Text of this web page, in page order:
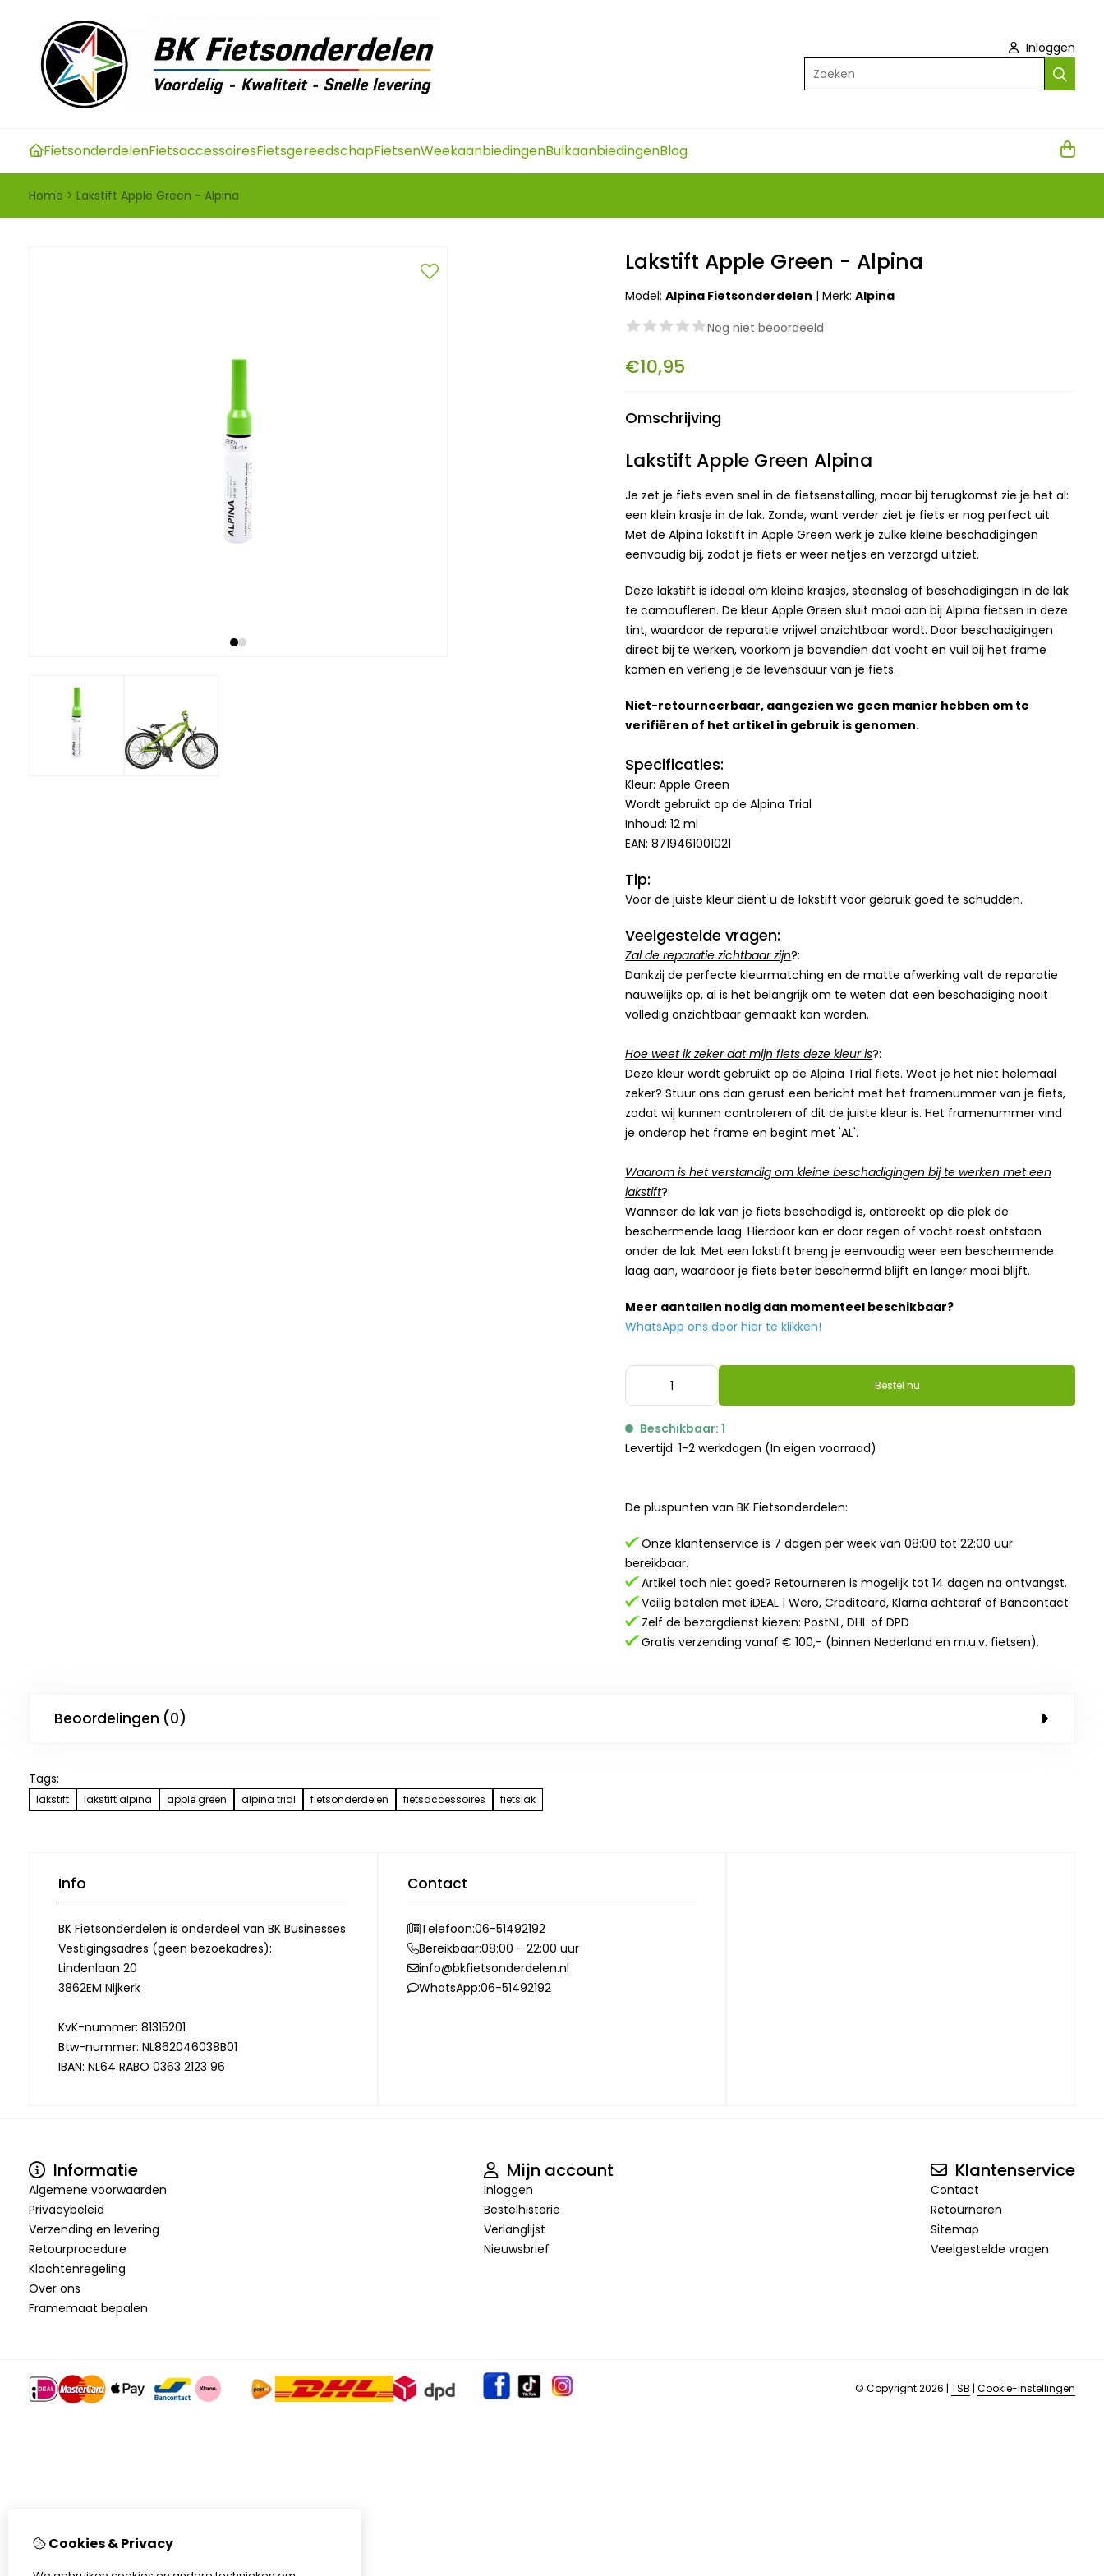
Inloggen
Zoeken
FietsonderdelenFietsaccessoiresFietsgereedschapFietsenWeekaanbiedingenBulkaanbiedingenBlog
Home > Lakstift Apple Green - Alpina
Lakstift Apple Green - Alpina
Model:Alpina Fietsonderdelen |Merk:Alpina
Nog niet beoordeeld
€10,95
Omschrijving
Lakstift Apple Green Alpina
Je zet je fiets even snel in de fietsenstalling, maar bij terugkomst zie je het al:
een klein krasje in de lak. Zonde, want verder ziet je fiets er nog perfect uit.
Met de Alpina lakstift in Apple Green werk je zulke kleine beschadigingen
eenvoudig bij, zodat je fiets er weer netjes en verzorgd uitziet.
Deze lakstift is ideaal om kleine krasjes, steenslag of beschadigingen in de lak
te camoufleren. De kleur Apple Green sluit mooi aan bij Alpina fietsen in deze
tint, waardoor de reparatie vrijwel onzichtbaar wordt. Door beschadigingen
direct bij te werken, voorkom je bovendien dat vocht en vuil bij het frame
komen en verleng je de levensduur van je fiets.
Niet-retourneerbaar, aangezien we geen manier hebben om te
verifiëren of het artikel in gebruik is genomen.
Specificaties:
Kleur: Apple Green
Wordt gebruikt op de Alpina Trial
Inhoud: 12 ml
EAN: 8719461001021
Tip:
Voor de juiste kleur dient u de lakstift voor gebruik goed te schudden.
Veelgestelde vragen:
Zal de reparatie zichtbaar zijn?:
Dankzij de perfecte kleurmatching en de matte afwerking valt de reparatie
nauwelijks op, al is het belangrijk om te weten dat een beschadiging nooit
volledig onzichtbaar gemaakt kan worden.
Hoe weet ik zeker dat mijn fiets deze kleur is?:
Deze kleur wordt gebruikt op de Alpina Trial fiets. Weet je het niet helemaal
zeker? Stuur ons dan gerust een bericht met het framenummer van je fiets,
zodat wij kunnen controleren of dit de juiste kleur is. Het framenummer vind
je onderop het frame en begint met 'AL'.
Waarom is het verstandig om kleine beschadigingen bij te werken met een
lakstift?:
Wanneer de lak van je fiets beschadigd is, ontbreekt op die plek de
beschermende laag. Hierdoor kan er door regen of vocht roest ontstaan
onder de lak. Met een lakstift breng je eenvoudig weer een beschermende
laag aan, waardoor je fiets beter beschermd blijft en langer mooi blijft.
Meer aantallen nodig dan momenteel beschikbaar?
WhatsApp ons door hier te klikken!
Bestel nu
Beschikbaar: 1
Levertijd: 1-2 werkdagen (In eigen voorraad)
De pluspunten van BK Fietsonderdelen:
Onze klantenservice is 7 dagen per week van 08:00 tot 22:00 uur
bereikbaar.
Artikel toch niet goed? Retourneren is mogelijk tot 14 dagen na ontvangst.
Veilig betalen met iDEAL | Wero, Creditcard, Klarna achteraf of Bancontact
Zelf de bezorgdienst kiezen: PostNL, DHL of DPD
Gratis verzending vanaf € 100,- (binnen Nederland en m.u.v. fietsen).
Beoordelingen (0)
Tags:
lakstift lakstift alpina apple green alpina trial fietsonderdelen fietsaccessoires fietslak
Info
BK Fietsonderdelen is onderdeel van BK Businesses
Vestigingsadres (geen bezoekadres):
Lindenlaan 20
3862EM Nijkerk
KvK-nummer: 81315201
Btw-nummer: NL862046038B01
IBAN: NL64 RABO 0363 2123 96
Contact
Telefoon:06-51492192
Bereikbaar:08:00 - 22:00 uur
info@bkfietsonderdelen.nl
WhatsApp:06-51492192
Informatie
Algemene voorwaarden
Privacybeleid
Verzending en levering
Retourprocedure
Klachtenregeling
Over ons
Framemaat bepalen
Mijn account
Inloggen
Bestelhistorie
Verlanglijst
Nieuwsbrief
Klantenservice
Contact
Retourneren
Sitemap
Veelgestelde vragen
© Copyright 2026 | TSB | Cookie-instellingen
Cookies & Privacy